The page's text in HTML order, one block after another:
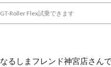
GT-Roller Flex試乗できます
なるしまフレンド神宮店さん